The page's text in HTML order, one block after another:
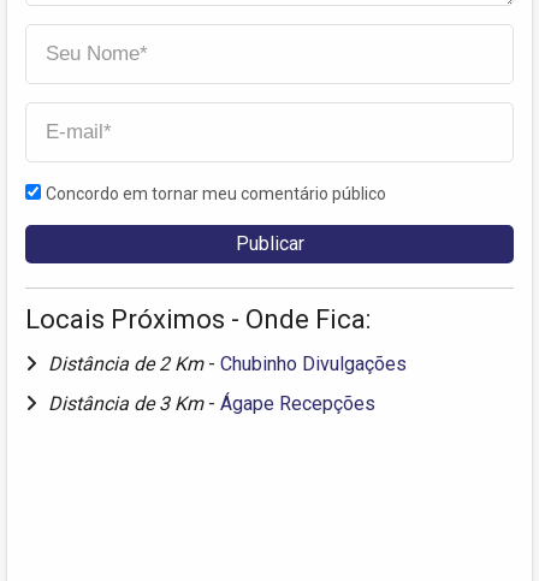
Concordo em tornar meu comentário público
Locais Próximos - Onde Fica:
Distância de 2 Km - Chubinho Divulgações
Distância de 3 Km - Ágape Recepções